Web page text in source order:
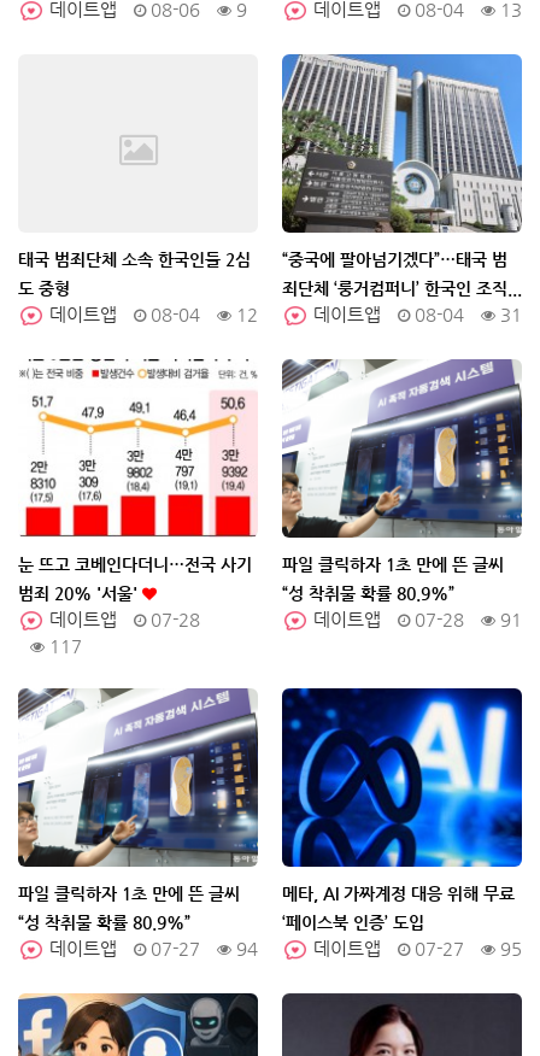
데이트앱 08-06 9 데이트앱 08-04 13
태국 범죄단체 소속 한국인들 2심
도 중형
데이트앱 08-04 12
“중국에 팔아넘기겠다”…태국 범
죄단체 ‘룽거컴퍼니’ 한국인 조직...
데이트앱 08-04 31
눈 뜨고 코베인다더니…전국 사기
범죄 20% '서울'
데이트앱
07-28
117
파일 클릭하자 1초 만에 뜬 글씨
“성 착취물 확률 80.9%”
데이트앱 07-28 91
파일 클릭하자 1초 만에 뜬 글씨
“성 착취물 확률 80.9%”
데이트앱 07-27 94
메타, AI 가짜계정 대응 위해 무료
‘페이스북 인증’ 도입
데이트앱 07-27 95